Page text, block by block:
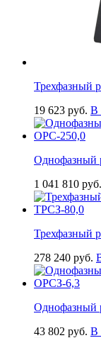
Трехфазный
19 623 руб. В
Однофазный
1 041 810 руб.
Трехфазный
278 240 руб.
Однофазный
43 802 руб. В